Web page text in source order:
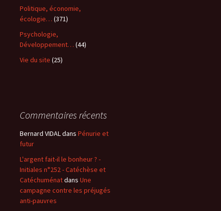
Politique, économie,
écologie… (371)
Psychologie,
Développement… (44)
Vie du site (25)
Commentaires récents
Bernard VIDALdans Pénurie et
futur
L'argent fait-il le bonheur ? -
Initiales n°252 - Catéchèse et
Catéchuménatdans Une
campagne contre les préjugés
anti-pauvres